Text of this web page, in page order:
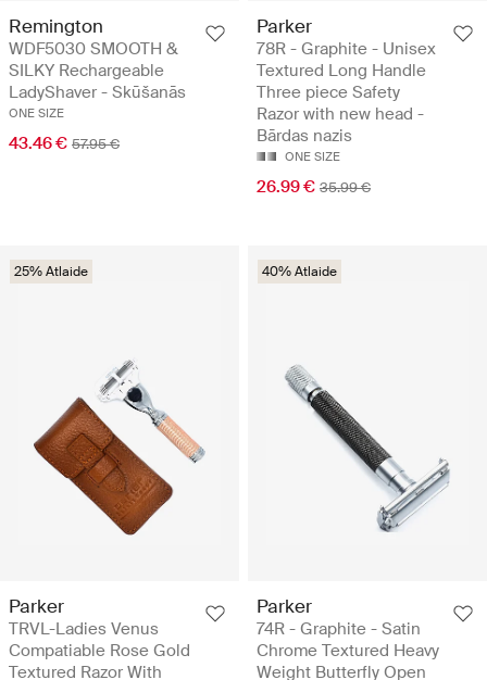
Remington
WDF5030 SMOOTH &
SILKY Rechargeable
LadyShaver - Skūšanās
ONE SIZE
43.46 € 57.95 €
Parker
78R - Graphite - Unisex
Textured Long Handle
Three piece Safety
Razor with new head -
Bārdas nazis
ONE SIZE
26.99 € 35.99 €
25% Atlaide
Parker
TRVL-Ladies Venus
Compatiable Rose Gold
Textured Razor With
40% Atlaide
Parker
74R - Graphite - Satin
Chrome Textured Heavy
Weight Butterfly Open